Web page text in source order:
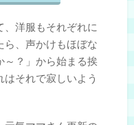
、洋服もそれぞれに
ら、声かけもほぼな
～？」から始まる挨
それで寂しいよう